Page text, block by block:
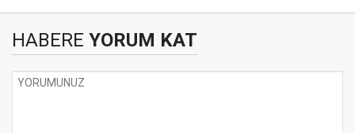
HABERE YORUM KAT